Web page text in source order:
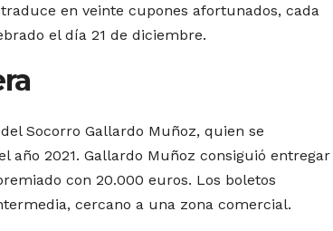
en veinte cupones afortunados, cada
el día 21 de diciembre.
Socorro Gallardo Muñoz, quien se
año 2021. Gallardo Muñoz consiguió entregar
con 20.000 euros. Los boletos
cercano a una zona comercial.